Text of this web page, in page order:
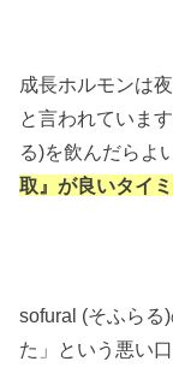
成長ホルモンは
と言われていま
る)を飲んだらよ
取』が良いタイ
sofural (そふらる
た」という悪い